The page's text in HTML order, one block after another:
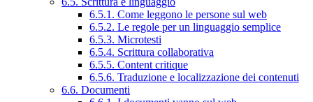
6.5.1. Come leggono le persone sul web
6.5.2. Le regole per un linguaggio semplice
6.5.3. Microtesti
6.5.4. Scrittura collaborativa
6.5.5. Content critique
6.5.6. Traduzione e localizzazione dei contenuti
6.6. Documenti